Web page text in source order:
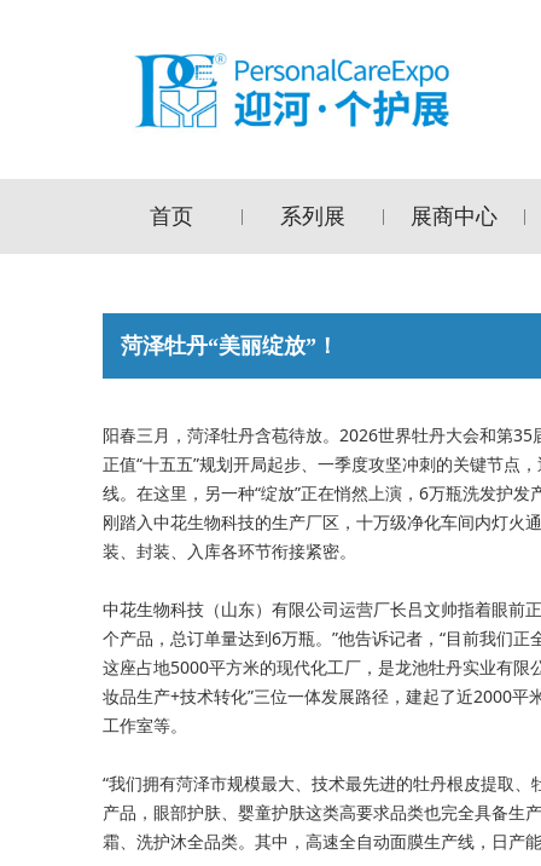
首页 系列展 展商中心
菏泽牡丹“美丽绽放”！
阳春三月，菏泽牡丹含苞待放。2026世界牡丹大会和第
正值“十五五”规划开局起步、一季度攻坚冲刺的关键节点
线。在这里，另一种“绽放”正在悄然上演，6万瓶洗发护
刚踏入中花生物科技的生产厂区，十万级净化车间内灯火
装、封装、入库各环节衔接紧密。
中花生物科技（山东）有限公司运营厂长吕文帅指着眼前
个产品，总订单量达到6万瓶。”他告诉记者，“目前我们正
这座占地5000平方米的现代化工厂，是龙池牡丹实业有限
妆品生产+技术转化”三位一体发展路径，建起了近2000
工作室等。
“我们拥有菏泽市规模最大、技术最先进的牡丹根皮提取
产品，眼部护肤、婴童护肤这类高要求品类也完全具备生
霜、洗护沐全品类。其中，高速全自动面膜生产线，日产